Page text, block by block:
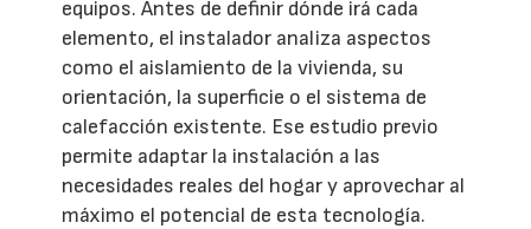
equipos. Antes de definir dónde irá cada
elemento, el instalador analiza aspectos
como el aislamiento de la vivienda, su
orientación, la superficie o el sistema de
calefacción existente. Ese estudio previo
permite adaptar la instalación a las
necesidades reales del hogar y aprovechar al
máximo el potencial de esta tecnología.